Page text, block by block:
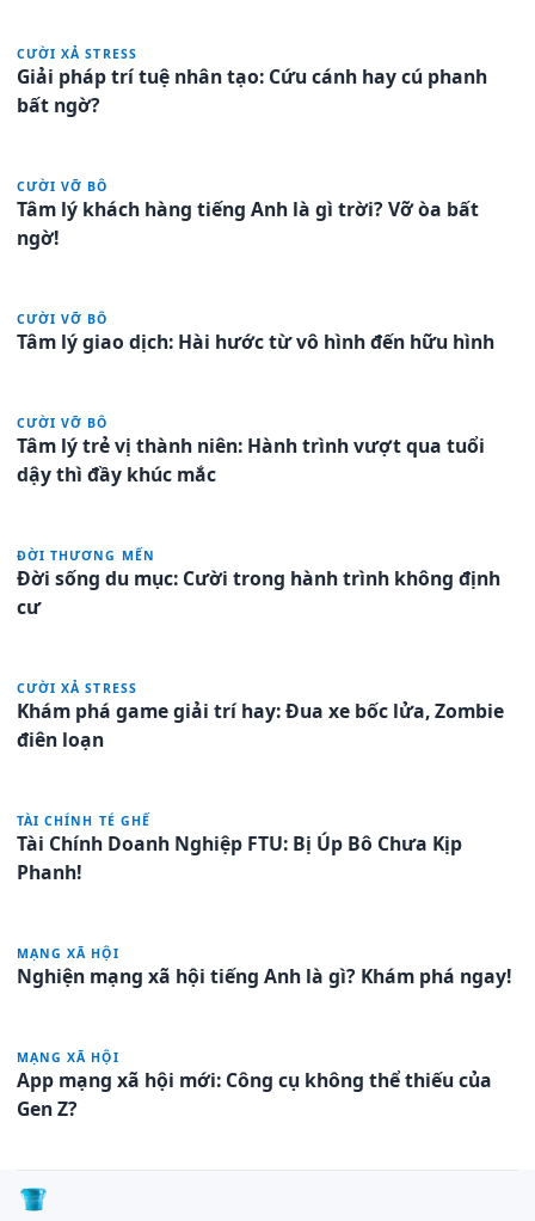
CƯỜI XẢ STRESS
Giải pháp trí tuệ nhân tạo: Cứu cánh hay cú phanh
bất ngờ?
CƯỜI VỠ BÔ
Tâm lý khách hàng tiếng Anh là gì trời? Vỡ òa bất
ngờ!
CƯỜI VỠ BÔ
Tâm lý giao dịch: Hài hước từ vô hình đến hữu hình
CƯỜI VỠ BÔ
Tâm lý trẻ vị thành niên: Hành trình vượt qua tuổi
dậy thì đầy khúc mắc
ĐỜI THƯƠNG MẾN
Đời sống du mục: Cười trong hành trình không định
cư
CƯỜI XẢ STRESS
Khám phá game giải trí hay: Đua xe bốc lửa, Zombie
điên loạn
TÀI CHÍNH TÉ GHẾ
Tài Chính Doanh Nghiệp FTU: Bị Úp Bô Chưa Kịp
Phanh!
MẠNG XÃ HỘI
Nghiện mạng xã hội tiếng Anh là gì? Khám phá ngay!
MẠNG XÃ HỘI
App mạng xã hội mới: Công cụ không thể thiếu của
Gen Z?